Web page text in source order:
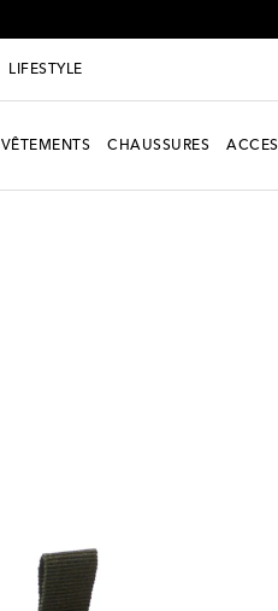
LIFESTYLE
VÊTEMENTS CHAUSSURES